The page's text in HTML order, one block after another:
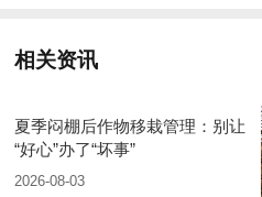
相关资讯
夏季闷棚后作物移栽管理：别让
“好心”办了“坏事”
2026-08-03